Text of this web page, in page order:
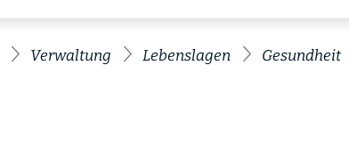
Verwaltung Lebenslagen Gesundheit